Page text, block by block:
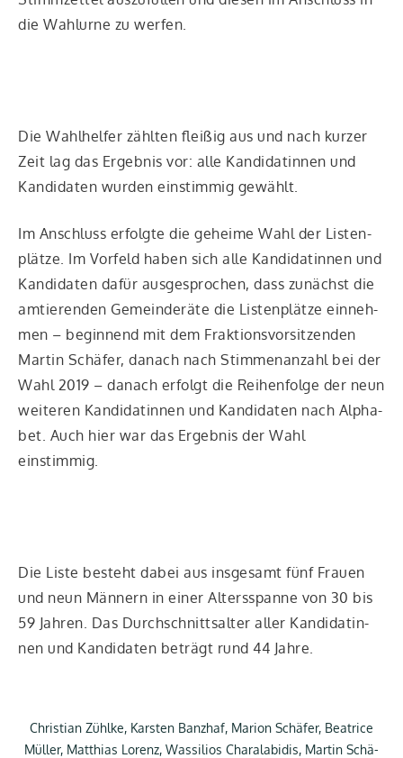
die Wahl­ur­ne zu werfen.
Die Wahl­hel­fer zähl­ten flei­ßig aus und nach kur­zer
Zeit lag das Ergeb­nis vor: alle Kan­di­da­tin­nen und
Kan­di­da­ten wur­den ein­stim­mig gewählt.
Im Anschluss erfolg­te die gehei­me Wahl der Lis­ten­
plät­ze. Im Vor­feld haben sich alle Kan­di­da­tin­nen und
Kan­di­da­ten dafür aus­ge­spro­chen, dass zunächst die
amtie­ren­den Gemein­de­rä­te die Lis­ten­plät­ze ein­neh­
men – begin­nend mit dem Frak­ti­ons­vor­sit­zen­den
Mar­tin Schä­fer, danach nach Stim­men­an­zahl bei der
Wahl 2019 – danach erfolgt die Rei­hen­fol­ge der neun
wei­te­ren Kan­di­da­tin­nen und Kan­di­da­ten nach Alpha­
bet. Auch hier war das Ergeb­nis der Wahl
einstimmig.
Die Lis­te besteht dabei aus ins­ge­samt fünf Frau­en
und neun Män­nern in einer Alters­span­ne von 30 bis
59 Jah­ren. Das Durch­schnitts­al­ter aller Kan­di­da­tin­
nen und Kan­di­da­ten beträgt rund 44 Jahre.
Chris­ti­an Zühl­ke, Kars­ten Banz­haf, Mari­on Schä­fer, Bea­tri­ce
Mül­ler, Mat­thi­as Lorenz, Was­si­li­os Cha­ral­abi­dis, Mar­tin Schä­